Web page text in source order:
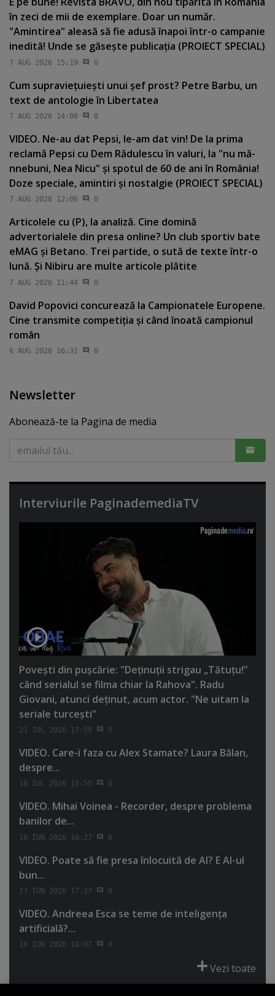
în zeci de mii de exemplare. Doar un număr.
"Amintirea" aleasă să fie adusă înapoi într-o campanie
inedită! Unde se găseşte publicaţia (PROIECT SPECIAL)
7 AUG 2026 15:19 0
Cum supravieţuieşti unui şef prost? Petre Barbu, un
text de antologie în Libertatea
7 AUG 2026 14:06 0
VIDEO. Ne-au dat Pepsi, le-am dat vin! De la prima
reclamă Pepsi cu Dem Rădulescu în valuri, la "nu mă-
nnebuni, Nea Nicu" şi spotul de 60 de ani în România!
Doze speciale, amintiri şi nostalgie (PROIECT SPECIAL)
7 AUG 2026 12:06 0
Articolele cu (P), la analiză. Cine domină
advertorialele din presa online? Un club sportiv bate
eMAG şi Betano. Trei partide, o sută de texte într-o
lună. Şi Nibiru are multe articole plătite
7 AUG 2026 11:44 0
David Popovici concurează la Campionatele Europene.
Cine transmite competiţia şi când înoată campionul
român
6 AUG 2026 16:31 0
Newsletter
Abonează-te la Pagina de media
Interviurile PaginademediaTV
Poveşti din puşcărie: "Deţinuţii strigau „Tătuţu!”
când serialul se filma chiar la Rahova". Radu
Giovani, atunci deţinut, acum actor. "Ne uitam la
seriale turceşti"
21 IUL 2026 17:59 0
VIDEO. Care-i faza cu Alex Stamate? Laura Bălan,
despre...
18 IUL 2026 15:55 0
VIDEO. Mihai Voinea - Recorder, despre problema
banilor de...
18 IUN 2026 16:27 0
VIDEO. Poate să fie presa înlocuită de AI? E AI-ul
bun...
17 IUN 2026 17:27 0
VIDEO. Andreea Esca se teme de inteligenţa
artificială?...
10 IUN 2026 18:07 0
Vezi toate